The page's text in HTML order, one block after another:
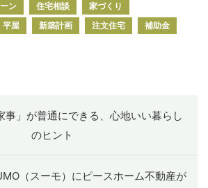
ン 住宅相談
家づくり
平屋 新築計画 注文住宅
補助金
事」が普通にできる、心地いい暮らし
のヒント
（スーモ）にピースホーム不動産が